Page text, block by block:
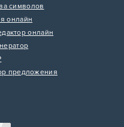
символов
онлайн
онлайн
предложения